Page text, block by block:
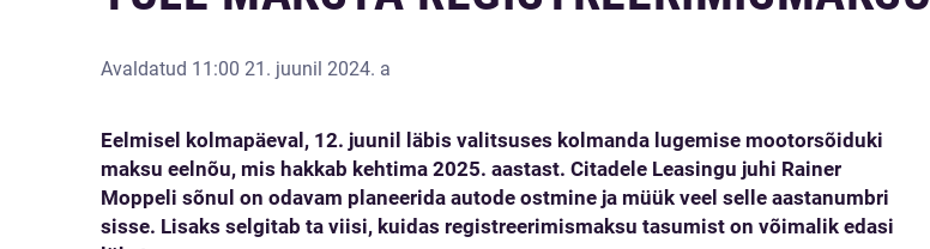
Avaldatud 11:00 21. juunil 2024. a
Eelmisel kolmapäeval, 12. juunil läbis valitsuses kolmanda lugemise mootorsõiduki
maksu eelnõu, mis hakkab kehtima 2025. aastast. Citadele Leasingu juhi Rainer
Moppeli sõnul on odavam planeerida autode ostmine ja müük veel selle aastanumbri
sisse. Lisaks selgitab ta viisi, kuidas registreerimismaksu tasumist on võimalik edasi